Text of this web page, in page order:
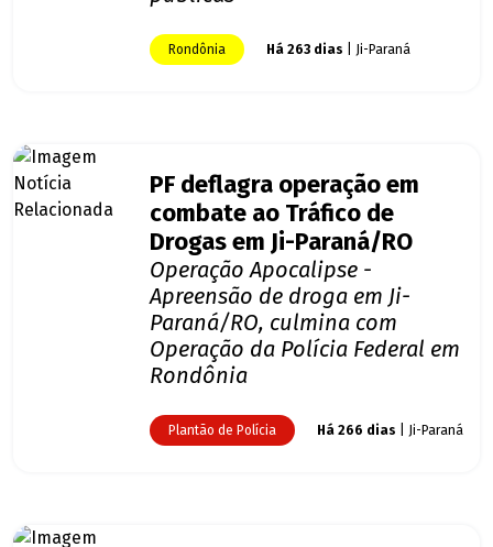
Rondônia Há 263 dias | Ji-Paraná
PF deflagra operação em
combate ao Tráfico de
Drogas em Ji-Paraná/RO
Operação Apocalipse -
Apreensão de droga em Ji-
Paraná/RO, culmina com
Operação da Polícia Federal em
Rondônia
Plantão de Polícia Há 266 dias | Ji-Paraná